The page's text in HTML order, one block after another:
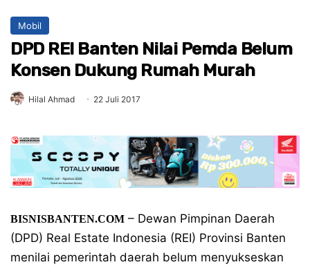
Mobil
DPD REI Banten Nilai Pemda Belum
Konsen Dukung Rumah Murah
Hilal Ahmad 22 Juli 2017
BISNISBANTEN.COM – Dewan Pimpinan Daerah
(DPD) Real Estate Indonesia (REI) Provinsi Banten
menilai pemerintah daerah belum menyukseskan